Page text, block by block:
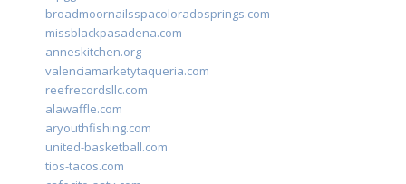
broadmoornailsspacoloradosprings.com
missblackpasadena.com
anneskitchen.org
valenciamarketytaqueria.com
reefrecordsllc.com
alawaffle.com
aryouthfishing.com
united-basketball.com
tios-tacos.com